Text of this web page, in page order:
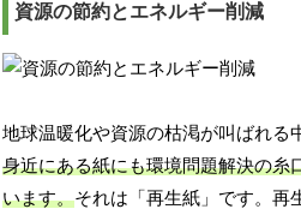
資源の節約とエネルギー削減
地球温暖化や資源の枯渇が叫ばれる
身近にある紙にも環境問題解決の糸
います。それは「再生紙」です。再